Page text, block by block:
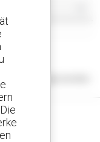
angezeigt werden.